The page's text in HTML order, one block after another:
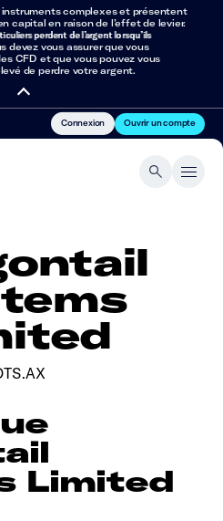
complexes et présentent
capital en raison de l’effet de levier.
perdent de l’argent lorsqu’ils
devez vous assurer que vous
CFD et que vous pouvez vous
de perdre votre argent.
Connexion Ouvrir un compte
Limited